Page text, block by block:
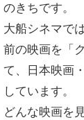
のきちです。
大船シネマで
前の映画を「
て、日本映画
しています。
どんな映画を